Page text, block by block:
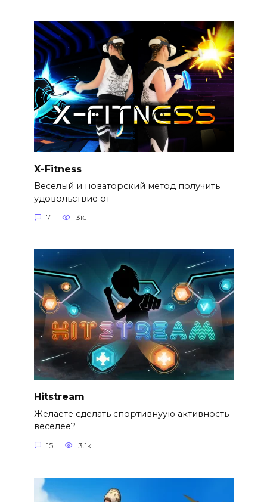
X-Fitness
Веселый и новаторский метод получить
удовольствие от
7 3к.
Hitstream
Желаете сделать спортивнуую активность
веселее?
15 3.1к.